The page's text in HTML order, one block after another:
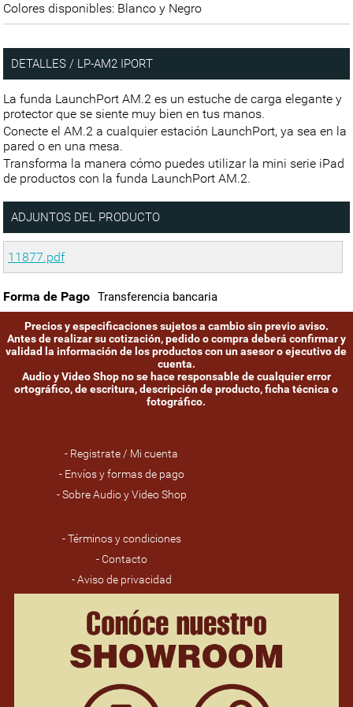
Colores disponibles: Blanco y Negro
DETALLES / LP-AM2 IPORT
La funda LaunchPort AM.2 es un estuche de carga elegante y
protector que se siente muy bien en tus manos.
Conecte el AM.2 a cualquier estación LaunchPort, ya sea en la
pared o en una mesa.
Transforma la manera cómo puedes utilizar la mini serie iPad
de productos con la funda LaunchPort AM.2.
ADJUNTOS DEL PRODUCTO
11877.pdf
Forma de Pago Transferencia bancaria
Precios y especificaciones sujetos a cambio sin previo aviso.
Antes de realizar su cotización, pedido o compra deberá confirmar y
validad la información de los productos con un asesor o ejecutivo de
cuenta.
Audio y Video Shop no se hace responsable de cualquier error
ortográfico, de escritura, descripción de producto, ficha técnica o
fotográfico.
- Registrate / Mi cuenta
- Envíos y formas de pago
- Sobre Audio y Video Shop
- Términos y condiciones
- Contacto
- Aviso de privacidad